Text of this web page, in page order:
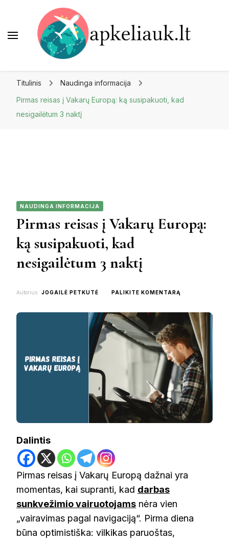
Titulinis
Naudinga informacija
Pirmas reisas į Vakarų Europą: ką susipakuoti, kad
nesigailėtum 3 naktį
NAUDINGA INFORMACIJA
Pirmas reisas į Vakarų Europą:
ką susipakuoti, kad
nesigailėtum 3 naktį
Autorius JOGAILĖ PETKUTĖ PALIKITE KOMENTARĄ
VAKARŲ
EUROPĄ:
KĄ
SUSIPAKUOTI,
KAD
NESIGAILĖTUM
3
NAKTĮ
Dalintis
Pirmas reisas į Vakarų Europą dažnai yra
momentas, kai supranti, kad darbas
sunkvežimio vairuotojams nėra vien
„vairavimas pagal navigaciją“. Pirma diena
būna optimistiška: vilkikas paruoštas,